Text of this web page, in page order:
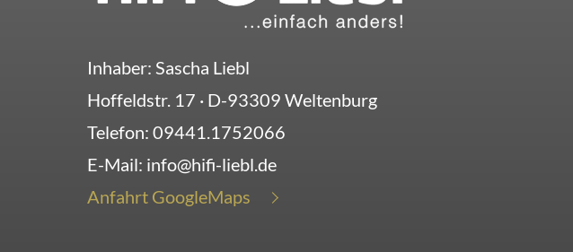
Inhaber: Sascha Liebl
Hoffeldstr. 17 · D-93309 Weltenburg
Telefon: 09441.1752066
E-Mail: info@hifi-liebl.de
Anfahrt GoogleMaps